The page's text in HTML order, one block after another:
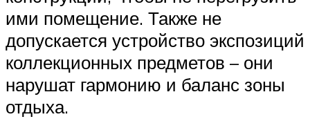
ими помещение. Также не
допускается устройство экспозиций
коллекционных предметов – они
нарушат гармонию и баланс зоны
отдыха.